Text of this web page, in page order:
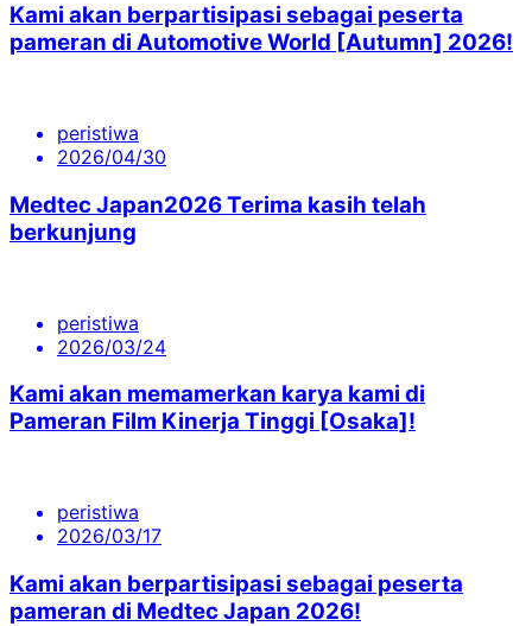
Kami akan berpartisipasi sebagai peserta
pameran di Automotive World [Autumn] 2026!
peristiwa
2026/04/30
Medtec Japan2026 Terima kasih telah
berkunjung
peristiwa
2026/03/24
Kami akan memamerkan karya kami di
Pameran Film Kinerja Tinggi [Osaka]!
peristiwa
2026/03/17
Kami akan berpartisipasi sebagai peserta
pameran di Medtec Japan 2026!